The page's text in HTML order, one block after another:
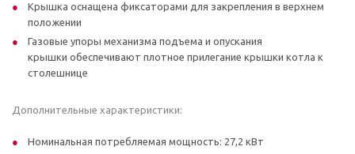
Крышка оснащена фиксаторами для закрепления в верхнем
положении
Газовые упоры механизма подъема и опускания
крышки обеспечивают плотное прилегание крышки котла к
столешнице
Дополнительные характеристики:
Номинальная потребляемая мощность: 27,2 кВт